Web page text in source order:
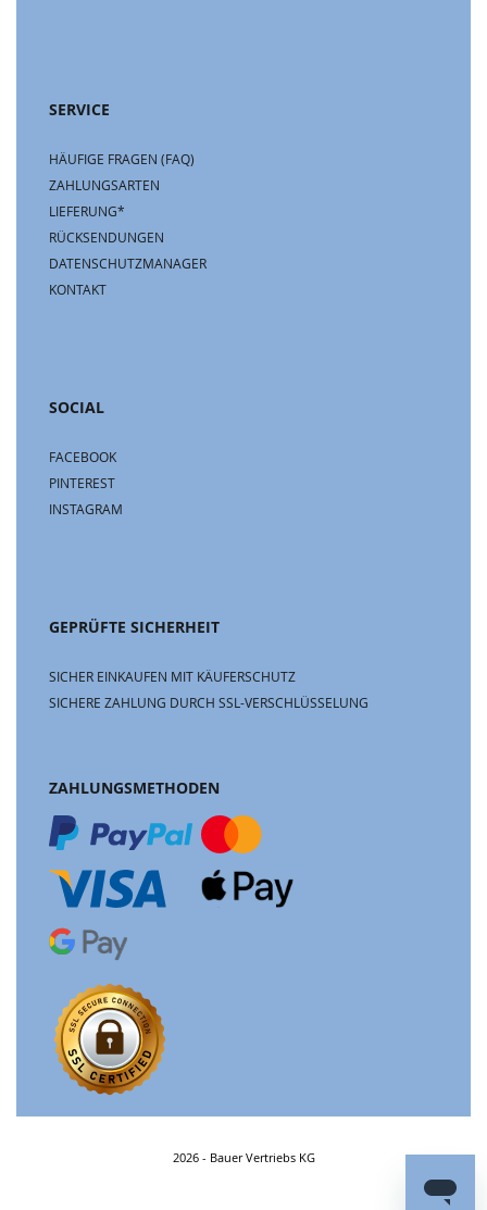
SERVICE
HÄUFIGE FRAGEN (FAQ)
ZAHLUNGSARTEN
LIEFERUNG*
RÜCKSENDUNGEN
DATENSCHUTZMANAGER
KONTAKT
SOCIAL
FACEBOOK
PINTEREST
INSTAGRAM
GEPRÜFTE SICHERHEIT
SICHER EINKAUFEN MIT KÄUFERSCHUTZ
SICHERE ZAHLUNG DURCH SSL-VERSCHLÜSSELUNG
ZAHLUNGSMETHODEN
2026 - Bauer Vertriebs KG